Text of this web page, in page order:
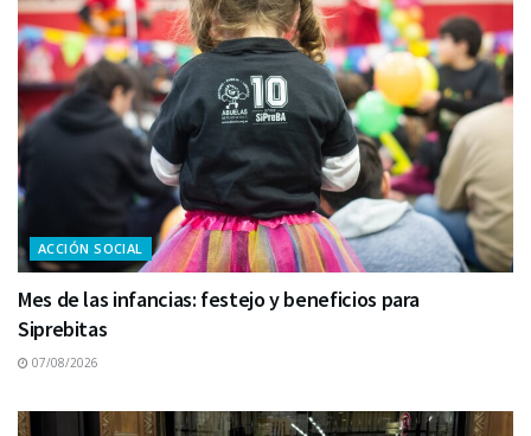
ACCIÓN SOCIAL
Mes de las infancias: festejo y beneficios para
Siprebitas
07/08/2026